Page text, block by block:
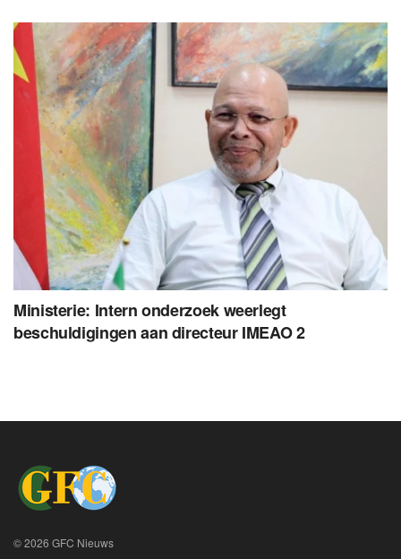
Ministerie: Intern onderzoek weerlegt
beschuldigingen aan directeur IMEAO 2
© 2026 GFC Nieuws